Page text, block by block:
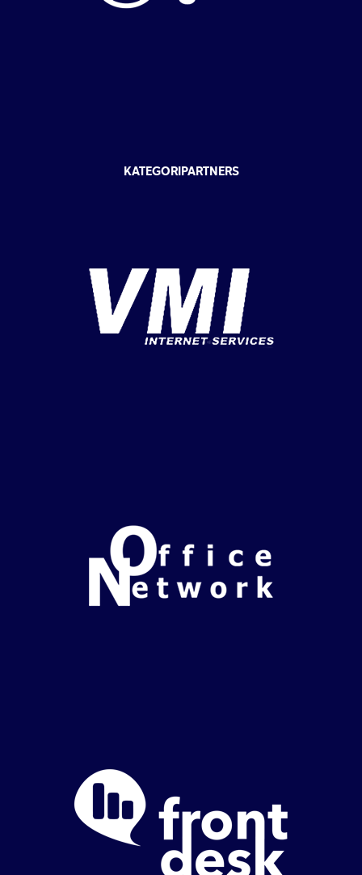
KATEGORIPARTNERS